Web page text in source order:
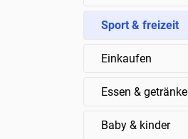
Sport & freizeit
Einkaufen
Essen & getränke
Baby & kinder